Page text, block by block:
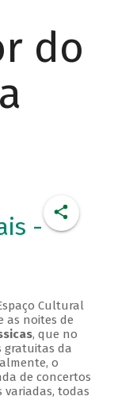
do
-
Cultural
as noites de
, que no
gratuitas da
o
de concertos
variadas, todas